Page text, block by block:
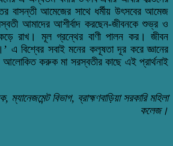
বাসন্তী আমেজের সাথে ধর্মীয় উৎসবের আমেজ
আমাদের আশীর্বাদ করছেন-জীবনকে শুভ্র ও
রাখ। মূল গ্রন্থের বাণী পালন কর। জীবন
এ বিশ্বের সবাই মনের কলূষতা দূর করে জ্ঞানের
করুক মা সরস্বতীর কাছে এই প্রার্থনাই
বিভাগ, ব্রাহ্মণবাড়িয়া সরকারি মহিলা
কলেজ।